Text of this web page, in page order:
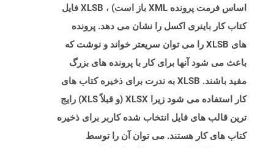
اساس فرمت پرونده XML باز است) ، XLSB فایل
کتاب کار باینری اکسل را نشان می دهد. پرونده
های XLSB را می توان سریعتر خواند و نوشت که
باعث می شود آنها برای کار با پرونده های بزرگ
مفید باشند. XLSB به ندرت برای ذخیره کتاب های
کار استفاده می شود زیرا XLSX (و قبلاً XLS) رایج
ترین قالب های فایل انتخاب شده کاربر برای ذخیره
کتاب های کار هستند. می توان آن را توسط